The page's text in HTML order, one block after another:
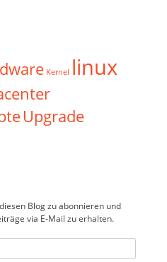
Kernel linux
Upgrade
Blog zu abonnieren und
via E-Mail zu erhalten.